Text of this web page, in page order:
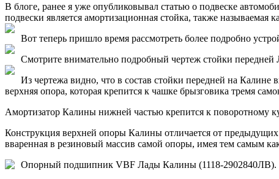
В блоге, ранее я уже опубликовывал статью о подвеске
подвески является амортизационная стойка, также называемая
Вот теперь пришло время рассмотреть более подробно
Смотрите внимательно подробный чертеж стойки
Из чертежа видно, что в состав стойки передней на Калине
верхняя опора, которая крепится к чашке брызговика тремя
Амортизатор Калины нижней частью крепится к поворотному
Конструкция верхней опоры Калины отличается от
вваренная в резиновый массив самой опоры, имея тем самым
Опорный подшипник VBF Лады Калины (1118-2902840ЛВ).